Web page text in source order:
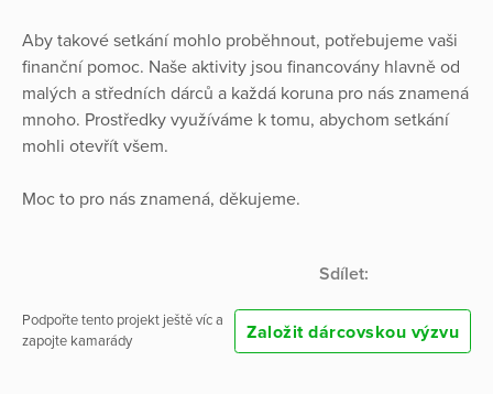
Aby takové setkání mohlo proběhnout, potřebujeme vaši
finanční pomoc. Naše aktivity jsou financovány hlavně od
malých a středních dárců a každá koruna pro nás znamená
mnoho. Prostředky využíváme k tomu, abychom setkání
mohli otevřít všem.
Moc to pro nás znamená, děkujeme.
Sdílet:
Podpořte tento projekt ještě víc a
zapojte kamarády
Založit dárcovskou výzvu